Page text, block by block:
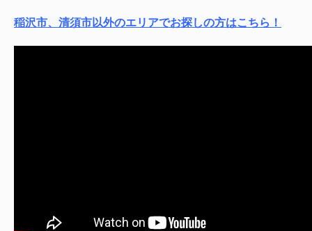
稲沢市、清須市以外のエリアでお探しの方はこちら！